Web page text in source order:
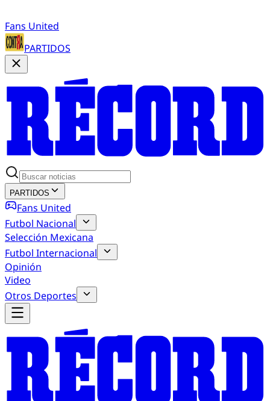
Fans United
PARTIDOS
PARTIDOS
Fans United
Futbol Nacional
Selección Mexicana
Futbol Internacional
Opinión
Video
Otros Deportes